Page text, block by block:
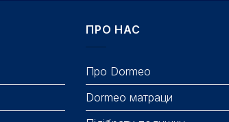
ПРО НАС
Про Dormeo
Dormeo матраци